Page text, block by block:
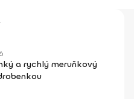
a rychlý meruňkový